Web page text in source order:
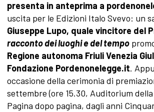
presenta in anteprima a
uscita per le Edizioni Italo Svevo: un
Giuseppe Lupo, quale vincitore del
racconto dei luoghi e del tempo
Regione autonoma Friuli Venezia
Fondazione Pordenonelegge.it.
occasione della cerimonia di
settembre (ore 15.30, Auditorium della
Pagina dopo pagina, dagli anni